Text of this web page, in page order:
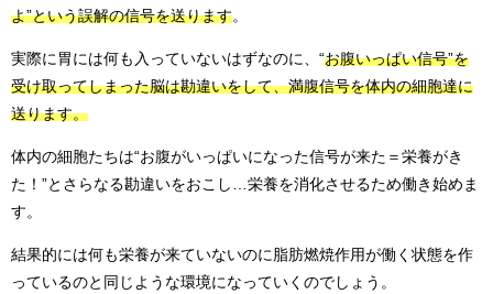
よ”という誤解の信号を送ります
実際に胃には何も入っていないはずなのに、“お腹いっぱい信号”を
受け取ってしまった脳は勘違いをして、満腹信号を体内の細胞達に
送ります。
体内の細胞たちは“お腹がいっぱいになった信号が来た＝栄養がき
た！”とさらなる勘違いをおこし…栄養を消化させるため働き始めま
す。
結果的には何も栄養が来ていないのに脂肪燃焼作用が働く状態を作
っているのと同じような環境になっていくのでしょう。